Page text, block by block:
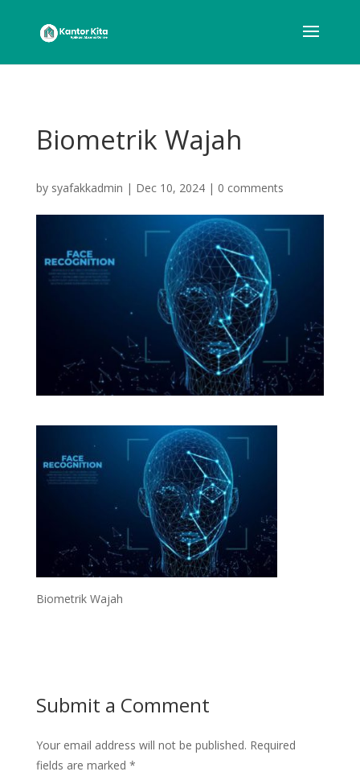
Biometrik Wajah
by syafakkadmin | Dec 10, 2024| 0 comments
Biometrik Wajah
Submit a Comment
Your email address will not be published. Required
fields are marked *